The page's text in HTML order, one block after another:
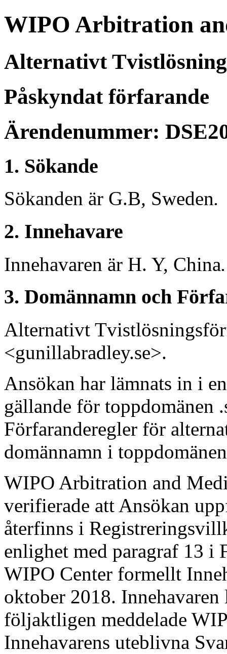
WIPO Arbitration
Alternativt
Påskyndat förfarande
Ärendenummer:
1. Sökande
Sökanden är G.B, Sweden.
2. Innehavare
Innehavaren är H. Y, China.
3. Domännamn och
Alternativt
<gunillabradley.se>.
Ansökan har lämnats in i
gällande för toppdomänen
Förfaranderegler för
domännamn i
WIPO Arbitration and
verifierade att Ansökan
återfinns i
enlighet med paragraf 13 i
WIPO Center formellt
oktober 2018.
följaktligen meddelade
Innehavarens uteblivna